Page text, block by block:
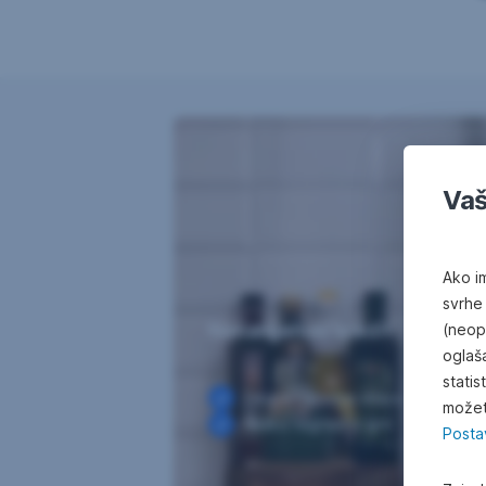
Nenamjenski kredit
Fiksna kamatna stopa
Ako
svrhe